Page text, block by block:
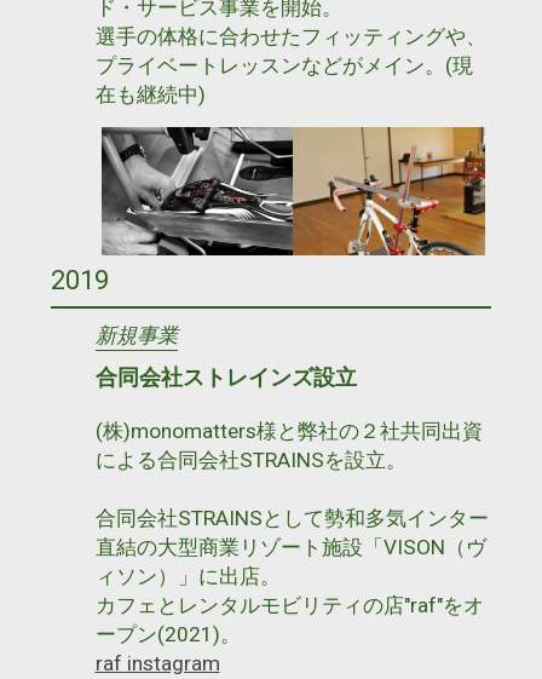
ド・サービス事業を開始。
選手の体格に合わせたフィッティングや、
プライベートレッスンなどがメイン。(現
在も継続中)
2019
新規事業
合同会社ストレインズ設立
(株)monomatters様と弊社の２社共同出資
による合同会社STRAINSを設立。
合同会社STRAINSとして勢和多気インター
直結の大型商業リゾート施設「VISON（ヴ
ィソン）」に出店。
カフェとレンタルモビリティの店"raf"をオ
ープン(2021)。
raf instagram